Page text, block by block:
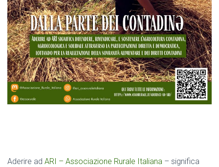
Aderire ad ARI – Associazione Rurale Italiana – significa